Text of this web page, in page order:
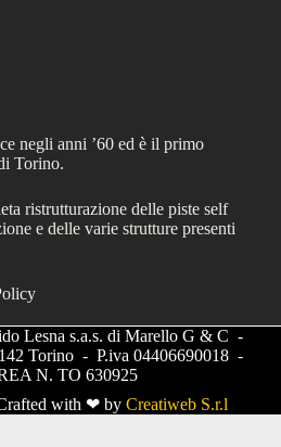
negli anni ’60 ed è il primo
Torino.
ristrutturazione delle piste self
e delle varie strutture presenti
Lesna s.a.s. di Marello G & C -
Torino - P.iva 04406690018 -
N. TO 630925
with ❤ byCreatiweb S.r.l